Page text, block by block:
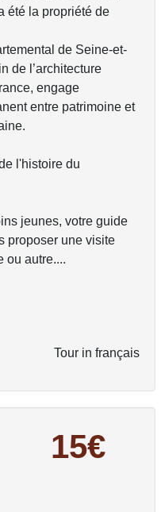
été la propriété de
de Seine-et-
de l’architecture
engage
entre patrimoine et
l'histoire du
jeunes, votre guide
proposer une visite
ou autre....
Tour in français
15€